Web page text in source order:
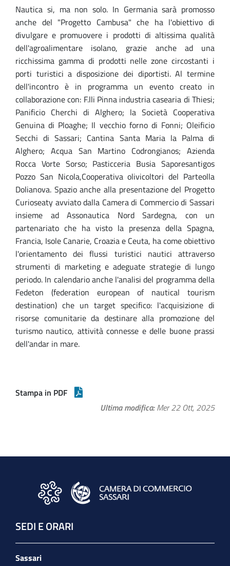
Nautica si, ma non solo. In Germania sarà promosso
anche del "Progetto Cambusa" che ha l'obiettivo di
divulgare e promuovere i prodotti di altissima qualità
dell'agroalimentare isolano, grazie anche ad una
ricchissima gamma di prodotti nelle zone circostanti i
porti turistici a disposizione dei diportisti. Al termine
dell'incontro è in programma un evento creato in
collaborazione con: F.lli Pinna industria casearia di Thiesi;
Panificio Cherchi di Alghero; la Società Cooperativa
Genuina di Ploaghe; Il vecchio forno di Fonni; Oleificio
Secchi di Sassari; Cantina Santa Maria la Palma di
Alghero; Acqua San Martino Codrongianos; Azienda
Rocca Vorte Sorso; Pasticceria Busia Saporesantigos
Pozzo San Nicola,Cooperativa olivicoltori del Parteolla
Dolianova. Spazio anche alla presentazione del Progetto
Curioseaty avviato dalla Camera di Commercio di Sassari
insieme ad Assonautica Nord Sardegna, con un
partenariato che ha visto la presenza della Spagna,
Francia, Isole Canarie, Croazia e Ceuta, ha come obiettivo
l'orientamento dei flussi turistici nautici attraverso
strumenti di marketing e adeguate strategie di lungo
periodo. In calendario anche l'analisi del programma della
Fedeton (federation european of nautical tourism
destination) che un target specifico: l'acquisizione di
risorse comunitarie da destinare alla promozione del
turismo nautico, attività connesse e delle buone prassi
dell'andar in mare.
Stampa in PDF
Ultima modifica Mer 22 Ott, 2025
SEDI E ORARI
Sassari